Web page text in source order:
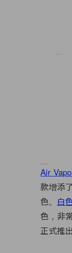
Air
款增添
色。 白
色，非
正式推